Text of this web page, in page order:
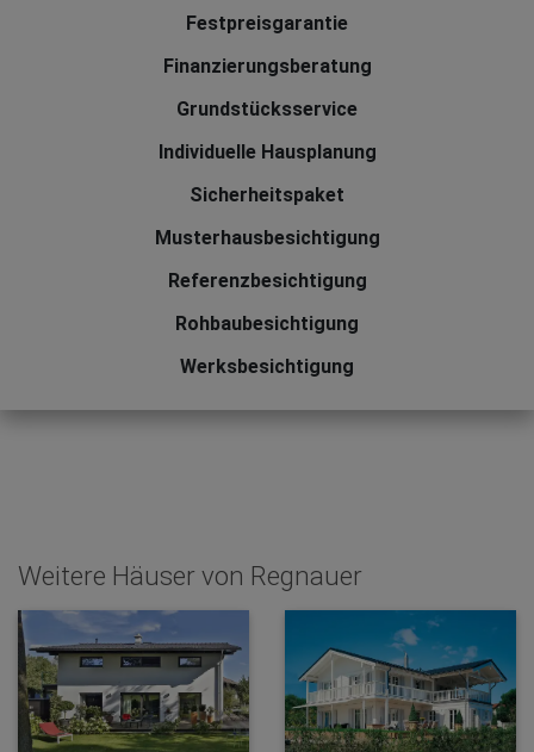
Festpreisgarantie
Finanzierungsberatung
Grundstücksservice
Individuelle Hausplanung
Sicherheitspaket
Musterhausbesichtigung
Referenzbesichtigung
Rohbaubesichtigung
Werksbesichtigung
Weitere Häuser von Regnauer